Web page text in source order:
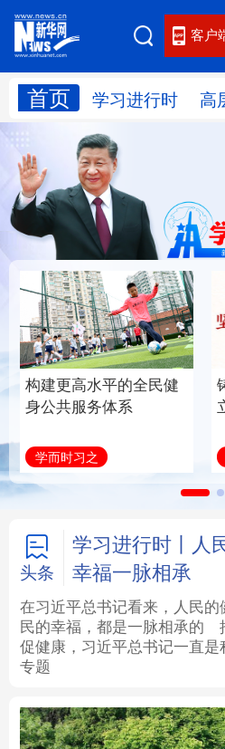
客户
首页 学习进行时 高
网站地
学习进行时
国际 财经
思客智库
科技 科创
文化 书画
访谈 视频
学术中国 乡村振兴
城市 旅游
彩票 娱乐
公益
文化产业
构建更高水平的全民健
身公共服务体系
学而时习之
头条
学习进行时丨人
幸福一脉相承
在习近平总书记看来，人民的
民的幸福，都是一脉相承的
促健康，习近平总书记一直
专题